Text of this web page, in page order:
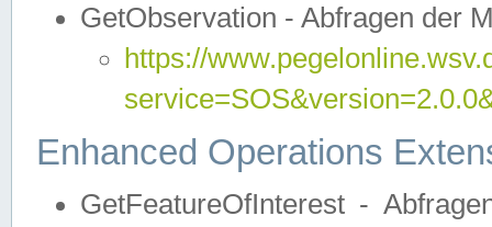
GetObservation - Abfragen der
https://
Enhanced Operations
GetFeatureOfInterest -